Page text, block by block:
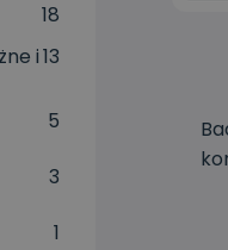
18
i13
5
3
1